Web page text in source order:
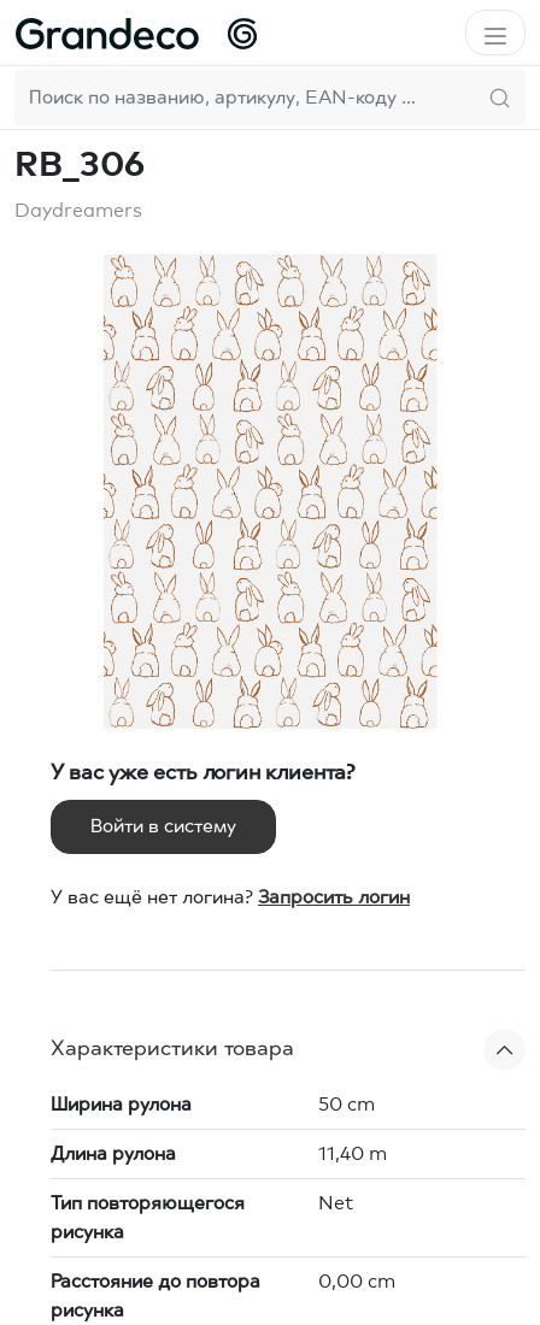
Домой Roomblush Daydreamers
RB_306
Daydreamers
У вас уже есть логин клиента?
Войти в систему
У вас ещё нет логина? Запросить логин
Характеристики товара
Ширина рулона 50 cm
Длина рулона 11,40 m
Тип повторяющегося
рисунка
Net
Расстояние до повтора
рисунка
0,00 cm